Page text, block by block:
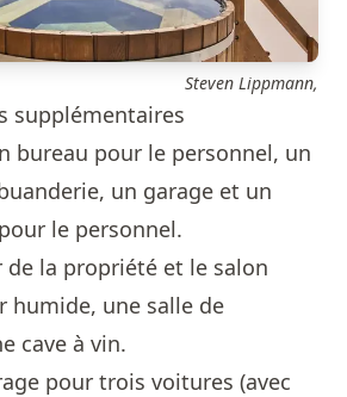
Steven Lippmann,
supplémentaires
bureau pour le personnel, un
un garage et un
le personnel.
de la propriété et le salon
humide, une salle de
cave à vin.
pour trois voitures (avec